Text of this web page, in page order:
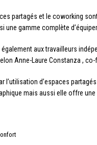
partagés et le coworking
gamme complète
aux travailleurs
Anne-Laure Constanza ,
l’utilisation d’espaces
mais aussi elle offre